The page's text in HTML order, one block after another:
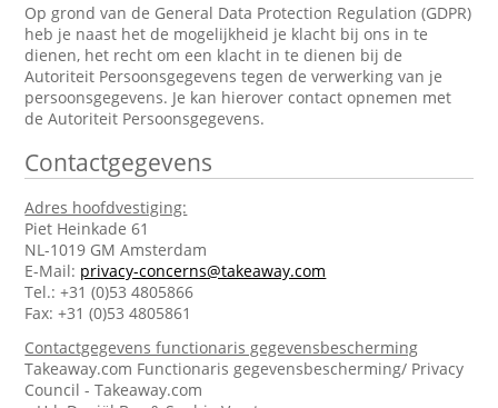
Op grond van de General Data Protection Regulation (GDPR)
heb je naast het de mogelijkheid je klacht bij ons in te
dienen, het recht om een klacht in te dienen bij de
Autoriteit Persoonsgegevens tegen de verwerking van je
persoonsgegevens. Je kan hierover contact opnemen met
de Autoriteit Persoonsgegevens.
Contactgegevens
Adres hoofdvestiging:
Piet Heinkade 61
NL-1019 GM Amsterdam
E-Mail: privacy-concerns@takeaway.com
Tel.: +31 (0)53 4805866
Fax: +31 (0)53 4805861
Contactgegevens functionaris gegevensbescherming
Takeaway.com Functionaris gegevensbescherming/ Privacy
Council - Takeaway.com